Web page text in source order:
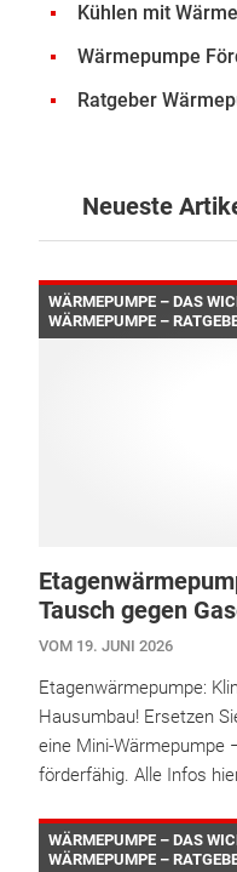
Kühlen mit
Wärmepumpe
Ratgeber
Neueste
WÄRMEPUMPE – DAS
WÄRMEPUMPE –
Tausch gegen
VOM 19. JUNI 2026
Etagenwärmepumpe:
Hausumbau! Ersetzen
eine Mini-Wärmepumpe
förderfähig. Alle Infos
WÄRMEPUMPE – DAS
WÄRMEPUMPE –